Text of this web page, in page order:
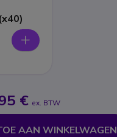
€ ex. BTW
AAN WINKELWAGEN